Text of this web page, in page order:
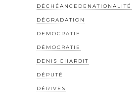
DÉCHÉANCEDENATIONALITÉ
DÉGRADATION
DEMOCRATIE
DÉMOCRATIE
DENIS CHARBIT
DÉPUTÉ
DÉRIVES